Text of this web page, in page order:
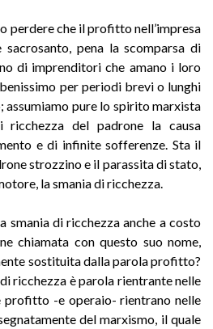
perdere che il profitto nell’impresa
pena la scomparsa di
di imprenditori che amano i loro
per periodi brevi o lunghi
assumiamo pure lo spirito marxista
ricchezza del padrone la causa
e di infinite sofferenze. Sta il
strozzino e il parassita di stato,
la smania di ricchezza.
smania di ricchezza anche a costo
chiamata con questo suo nome,
sostituita dalla parola profitto?
ricchezza è parola rientrante nelle
profitto -e operaio- rientrano nelle
del marxismo, il quale